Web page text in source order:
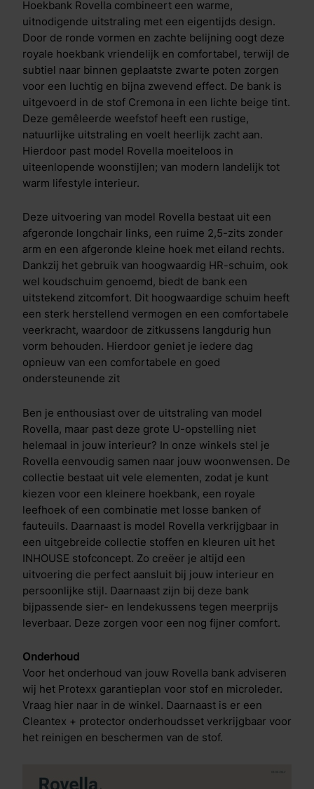
Hoekbank Rovella combineert een warme,
uitnodigende uitstraling met een eigentijds design.
Door de ronde vormen en zachte belijning oogt deze
royale hoekbank vriendelijk en comfortabel, terwijl de
subtiel naar binnen geplaatste zwarte poten zorgen
voor een luchtig en bijna zwevend effect. De bank is
uitgevoerd in de stof Cremona in een lichte beige tint.
Deze gemêleerde weefstof heeft een rustige,
natuurlijke uitstraling en voelt heerlijk zacht aan.
Hierdoor past model Rovella moeiteloos in
uiteenlopende woonstijlen; van modern landelijk tot
warm lifestyle interieur.
Deze uitvoering van model Rovella bestaat uit een
afgeronde longchair links, een ruime 2,5-zits zonder
arm en een afgeronde kleine hoek met eiland rechts.
Dankzij het gebruik van hoogwaardig HR-schuim, ook
wel koudschuim genoemd, biedt de bank een
uitstekend zitcomfort. Dit hoogwaardige schuim heeft
een sterk herstellend vermogen en een comfortabele
veerkracht, waardoor de zitkussens langdurig hun
vorm behouden. Hierdoor geniet je iedere dag
opnieuw van een comfortabele en goed
ondersteunende zit
Ben je enthousiast over de uitstraling van model
Rovella, maar past deze grote U-opstelling niet
helemaal in jouw interieur? In onze winkels stel je
Rovella eenvoudig samen naar jouw woonwensen. De
collectie bestaat uit vele elementen, zodat je kunt
kiezen voor een kleinere hoekbank, een royale
leefhoek of een combinatie met losse banken of
fauteuils. Daarnaast is model Rovella verkrijgbaar in
een uitgebreide collectie stoffen en kleuren uit het
INHOUSE stofconcept. Zo creëer je altijd een
uitvoering die perfect aansluit bij jouw interieur en
persoonlijke stijl. Daarnaast zijn bij deze bank
bijpassende sier- en lendekussens tegen meerprijs
leverbaar. Deze zorgen voor een nog fijner comfort.
Onderhoud
Voor het onderhoud van jouw Rovella bank adviseren
wij het Protexx garantieplan voor stof en microleder.
Vraag hier naar in de winkel. Daarnaast is er een
Cleantex + protector onderhoudsset verkrijgbaar voor
het reinigen en beschermen van de stof.